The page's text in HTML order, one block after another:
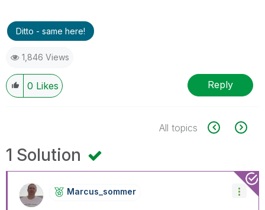
Ditto - same here!
1,846 Views
0 Likes Reply
All topics
1 Solution
Marcus_sommer